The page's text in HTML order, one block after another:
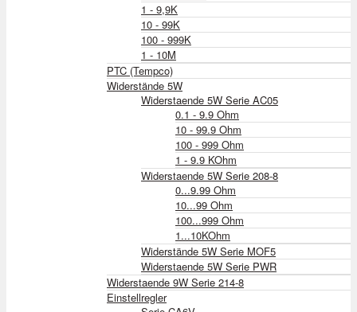
1 - 9,9K
10 - 99K
100 - 999K
1 - 10M
PTC (Tempco)
Widerstände 5W
Widerstaende 5W Serie AC05
0.1 - 9.9 Ohm
10 - 99.9 Ohm
100 - 999 Ohm
1 - 9.9 KOhm
Widerstaende 5W Serie 208-8
0...9.99 Ohm
10...99 Ohm
100...999 Ohm
1...10KOhm
Widerstände 5W Serie MOF5
Widerstaende 5W Serie PWR
Widerstaende 9W Serie 214-8
Einstellregler